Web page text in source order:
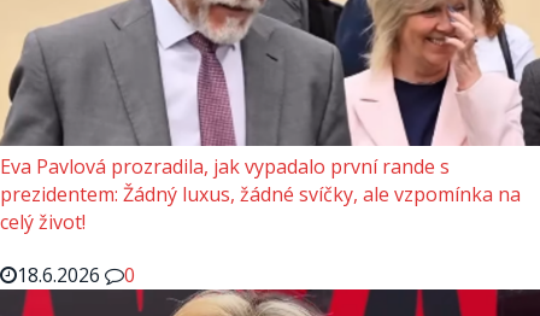
Eva Pavlová prozradila, jak vypadalo první rande s
prezidentem: Žádný luxus, žádné svíčky, ale vzpomínka na
celý život!
18.6.2026
0